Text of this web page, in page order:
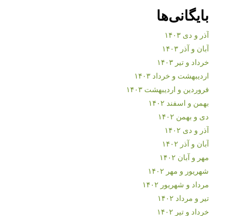
بایگانی‌ها
آذر و دی ۱۴۰۳
آبان و آذر ۱۴۰۳
خرداد و تیر ۱۴۰۳
اردیبهشت و خرداد ۱۴۰۳
فروردین و اردیبهشت ۱۴۰۳
بهمن و اسفند ۱۴۰۲
دی و بهمن ۱۴۰۲
آذر و دی ۱۴۰۲
آبان و آذر ۱۴۰۲
مهر و آبان ۱۴۰۲
شهریور و مهر ۱۴۰۲
مرداد و شهریور ۱۴۰۲
تیر و مرداد ۱۴۰۲
خرداد و تیر ۱۴۰۲